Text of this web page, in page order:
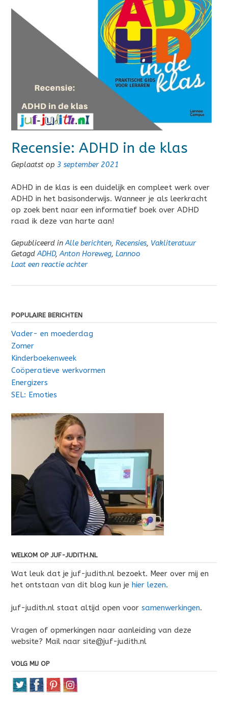
Recensie: ADHD in de klas
Geplaatst op 3 september 2021
ADHD in de klas is een duidelijk en compleet werk over
ADHD in het basisonderwijs. Wanneer je als leerkracht
op zoek bent naar een informatief boek over ADHD
raad ik deze van harte aan!
Gepubliceerd inAlle berichten, Recensies, Vakliteratuur
GetagdADHD,Anton Horeweg, Lannoo
Laat een reactie achter
POPULAIRE BERICHTEN
Vader- en moederdag
Zomer
Kinderboekenweek
Coöperatieve werkvormen
Energizers
SEL: Emoties
WELKOM OP JUF-JUDITH.NL
Wat leuk dat je juf-judith.nl bezoekt. Meer over mij en
het ontstaan van dit blog kun je hier lezen.
juf-judith.nl staat altijd open voor samenwerkingen.
Vragen of opmerkingen naar aanleiding van deze
website? Mail naar site@juf-judith.nl
VOLG MIJ OP